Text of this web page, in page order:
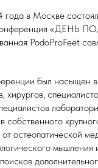
в Москве
«ДЕНЬ
PodoProFeet
был насыщен
хирургов,
собственного
остеопатической
мышления